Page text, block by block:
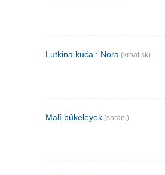
Lutkina kuća : Nora (kroatisk)
Malî bûkeleyek (sorani)